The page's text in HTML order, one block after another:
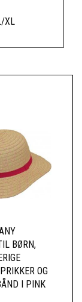
XL
BØRN,
OG
I PINK